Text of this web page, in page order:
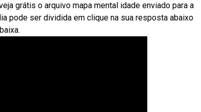
grátis o arquivo mapa mental idade enviado para a
pode ser dividida em clique na sua resposta abaixo